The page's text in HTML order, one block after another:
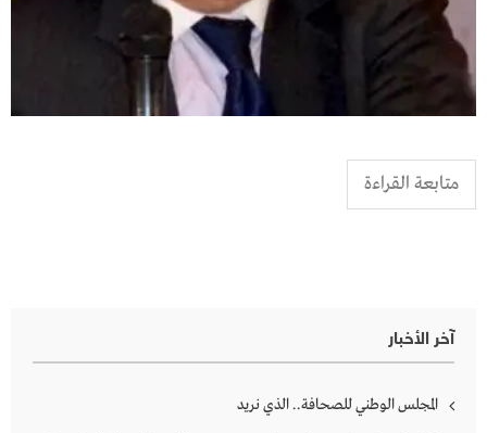
متابعة القراءة
آخر الأخبار
المجلس الوطني للصحافة.. الذي نريد